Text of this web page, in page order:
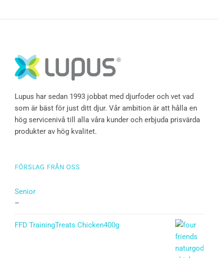
Lupus har sedan 1993 jobbat med djurfoder och vet vad
som är bäst för just ditt djur. Vår ambition är att hålla en
hög servicenivå till alla våra kunder och erbjuda prisvärda
produkter av hög kvalitet.
FÖRSLAG FRÅN OSS
Senior
–
FFD TrainingTreats Chicken400g